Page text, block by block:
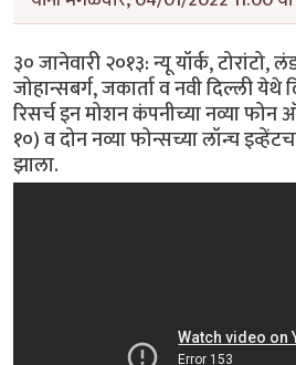
३० जानेवारी २०१३: न्यू यॉर्क, टोरांटो,
जोहान्सबर्ग, जकार्ता व नवी दिल्ली येथे
रिसर्च इन मोशन कंपनीच्या नव्या
१०) व दोन नव्या फोन्सच्या लॉन्च
झाला.